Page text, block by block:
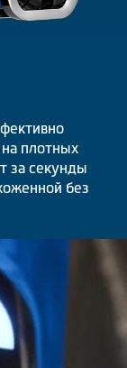
плотных
за секунды
без